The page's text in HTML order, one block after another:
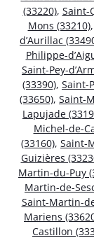
(33220), Saint-
Mons (33210),
d’Aurillac
Philippe-
Saint-Pey-
(33390), Saint-
(33650), Saint-
Lapujade
Michel-de-
(33160), Saint-
Guizières
Martin-du-Puy
Martin-de-
Saint-Martin-
Mariens
Castillon